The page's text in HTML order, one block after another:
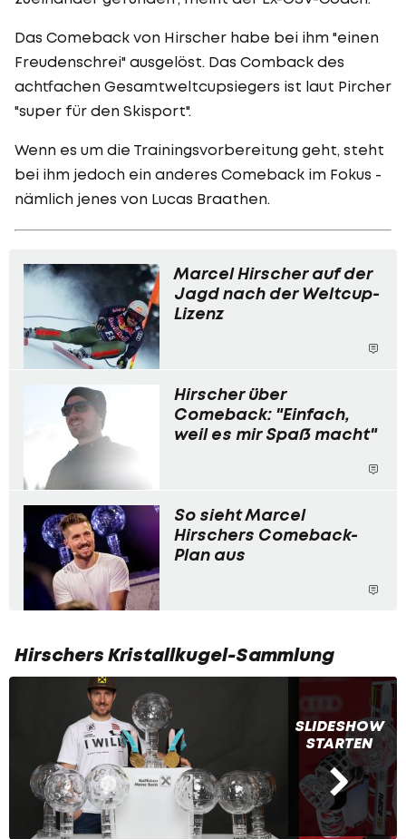
Das Comeback von Hirscher habe bei ihm "einen
Freudenschrei" ausgelöst. Das Comback des
achtfachen Gesamtweltcupsiegers ist laut Pircher
"super für den Skisport".
Wenn es um die Trainingsvorbereitung geht, steht
bei ihm jedoch ein anderes Comeback im Fokus -
nämlich jenes von Lucas Braathen.
Marcel Hirscher auf der
Jagd nach der Weltcup-
Lizenz
Hirscher über
Comeback: "Einfach,
weil es mir Spaß macht"
So sieht Marcel
Hirschers Comeback-
Plan aus
Hirschers Kristallkugel-Sammlung
SLIDESHOW
STARTEN